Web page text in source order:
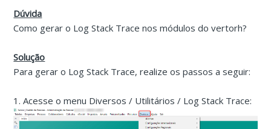
Dúvida
Como gerar o Log Stack Trace nos módulos do vertorh?
Solução
Para gerar o Log Stack Trace, realize os passos a seguir:
1. Acesse o menu Diversos / Utilitários / Log Stack Trace: